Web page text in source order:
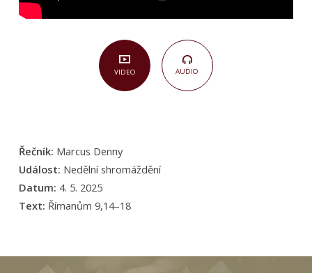
VIDEO AUDIO
Řečník: Marcus Denny
Událost: Nedělní shromáždění
Datum: 4. 5. 2025
Text: Římanům 9,14–18